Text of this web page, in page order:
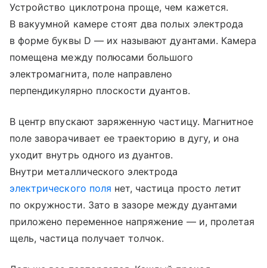
Устройство циклотрона проще, чем кажется.
В вакуумной камере стоят два полых электрода
в форме буквы D — их называют дуантами. Камера
помещена между полюсами большого
электромагнита, поле направлено
перпендикулярно плоскости дуантов.
В центр впускают заряженную частицу. Магнитное
поле заворачивает ее траекторию в дугу, и она
уходит внутрь одного из дуантов.
Внутри металлического электрода
электрического поля нет, частица просто летит
по окружности. Зато в зазоре между дуантами
приложено переменное напряжение — и, пролетая
щель, частица получает толчок.